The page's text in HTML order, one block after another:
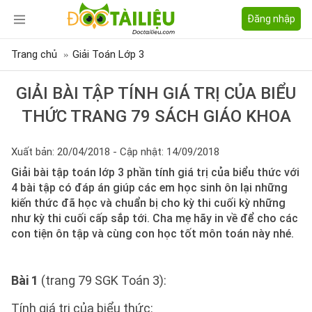
Đăng nhập
Trang chủ Giải Toán Lớp 3
GIẢI BÀI TẬP TÍNH GIÁ TRỊ CỦA BIỂU
THỨC TRANG 79 SÁCH GIÁO KHOA
Xuất bản: 20/04/2018 - Cập nhật: 14/09/2018
Giải bài tập toán lớp 3 phần tính giá trị của biểu thức với
4 bài tập có đáp án giúp các em học sinh ôn lại những
kiến thức đã học và chuẩn bị cho kỳ thi cuối kỳ những
như kỳ thi cuối cấp sắp tới. Cha mẹ hãy in về để cho các
con tiện ôn tập và cùng con học tốt môn toán này nhé.
Bài 1 (trang 79 SGK Toán 3):
Tính giá trị của biểu thức: